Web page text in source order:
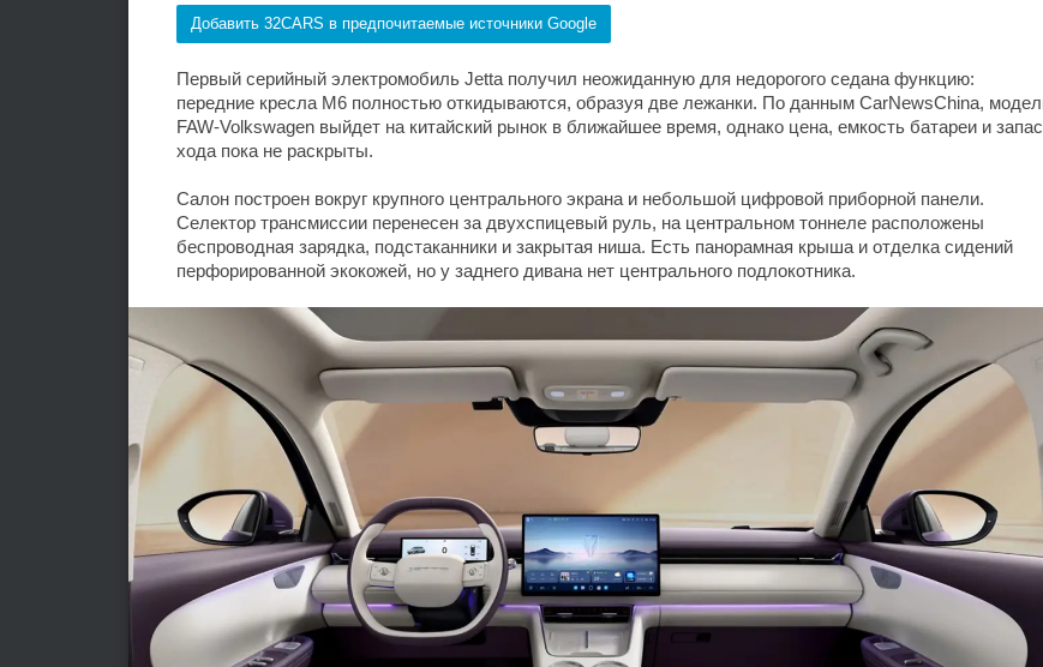
Добавить 32CARS в предпочитаемые источники Google
Первый серийный электромобиль Jetta получил неожиданную для недорогого седана функцию:
передние кресла M6 полностью откидываются, образуя две лежанки. По данным CarNewsChina,
FAW-Volkswagen выйдет на китайский рынок в ближайшее время, однако цена, емкость батареи и запас
хода пока не раскрыты.
Салон построен вокруг крупного центрального экрана и небольшой цифровой приборной панели.
Селектор трансмиссии перенесен за двухспицевый руль, на центральном тоннеле расположены
беспроводная зарядка, подстаканники и закрытая ниша. Есть панорамная крыша и отделка сидений
перфорированной экокожей, но у заднего дивана нет центрального подлокотника.